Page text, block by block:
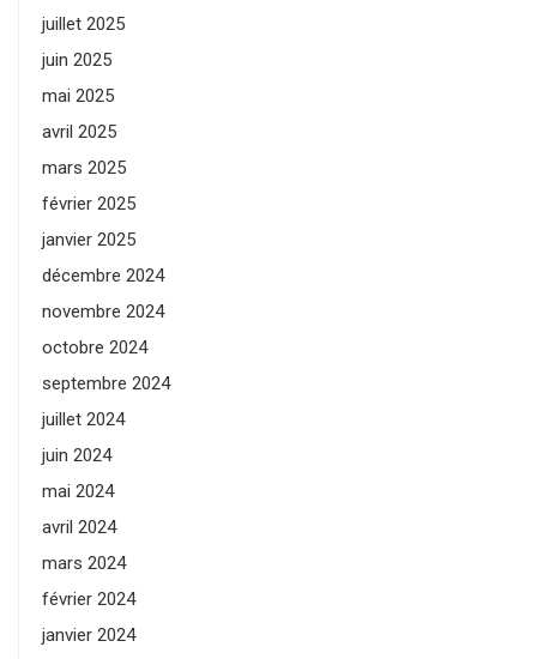
juillet 2025
juin 2025
mai 2025
avril 2025
mars 2025
février 2025
janvier 2025
décembre 2024
novembre 2024
octobre 2024
septembre 2024
juillet 2024
juin 2024
mai 2024
avril 2024
mars 2024
février 2024
janvier 2024